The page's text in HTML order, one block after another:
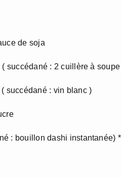
de soja
succédané : 2 cuillère à
succédané : vin blanc )
: bouillon dashi instantanée)